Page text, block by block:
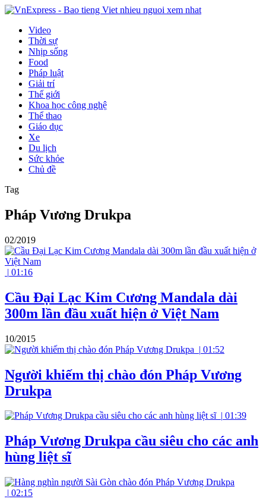
Video
Thời sự
Nhịp sống
Food
Pháp luật
Giải trí
Thế giới
Khoa học công nghệ
Thể thao
Giáo dục
Xe
Du lịch
Sức khỏe
Chủ đề
Tag
Pháp Vương Drukpa
02/2019
| 01:16
Cầu Đại Lạc Kim Cương Mandala dài
300m lần đầu xuất hiện ở Việt Nam
10/2015
| 01:52
Người khiếm thị chào đón Pháp Vương
Drukpa
| 01:39
Pháp Vương Drukpa cầu siêu cho các anh
hùng liệt sĩ
| 02:15